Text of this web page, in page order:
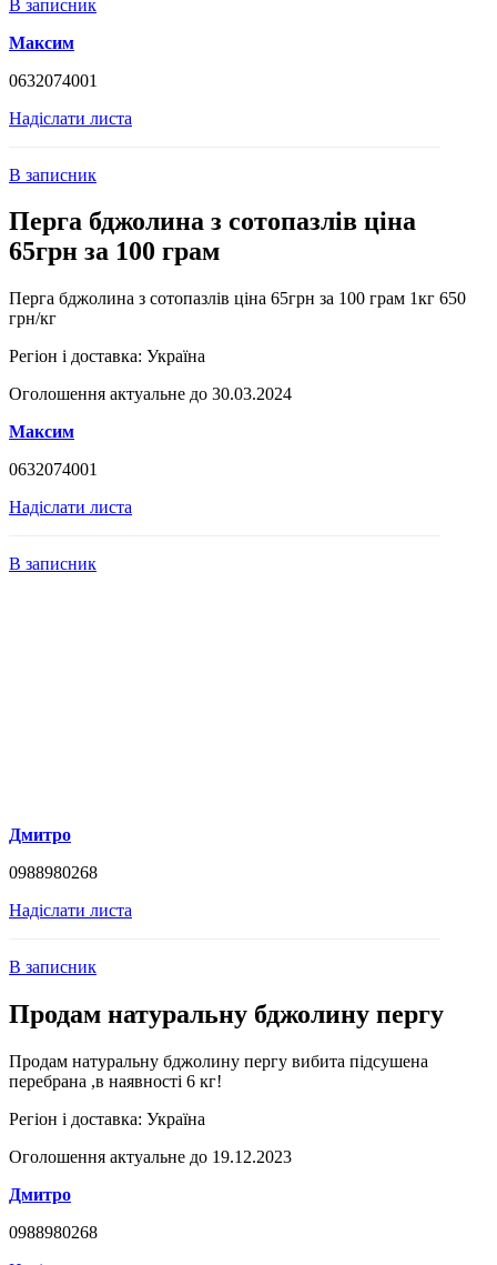
В записник
Максим
0632074001
Надіслати листа
В записник
Перга бджолина з сотопазлів ціна
65грн за 100 грам
Перга бджолина з сотопазлів ціна 65грн за 100 грам 1кг 650
грн/кг
Регіон і доставка: Україна
Оголошення актуальне до 30.03.2024
Максим
0632074001
Надіслати листа
В записник
Дмитро
0988980268
Надіслати листа
В записник
Продам натуральну бджолину пергу
Продам натуральну бджолину пергу вибита підсушена
перебрана ,в наявності 6 кг!
Регіон і доставка: Україна
Оголошення актуальне до 19.12.2023
Дмитро
0988980268